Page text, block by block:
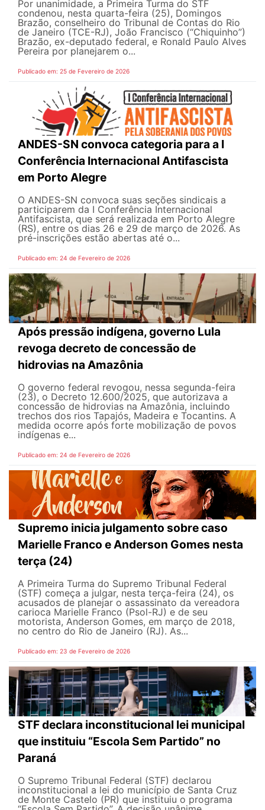
Por unanimidade, a Primeira Turma do STF
condenou, nesta quarta-feira (25), Domingos
Brazão, conselheiro do Tribunal de Contas do Rio
de Janeiro (TCE-RJ), João Francisco (“Chiquinho”)
Brazão, ex-deputado federal, e Ronald Paulo Alves
Pereira por planejarem o...
Publicado em: 25 de Fevereiro de 2026
ANDES-SN convoca categoria para a I
Conferência Internacional Antifascista
em Porto Alegre
O ANDES-SN convoca suas seções sindicais a
participarem da I Conferência Internacional
Antifascista, que será realizada em Porto Alegre
(RS), entre os dias 26 e 29 de março de 2026. As
pré-inscrições estão abertas até o...
Publicado em: 24 de Fevereiro de 2026
Após pressão indígena, governo Lula
revoga decreto de concessão de
hidrovias na Amazônia
O governo federal revogou, nessa segunda-feira
(23), o Decreto 12.600/2025, que autorizava a
concessão de hidrovias na Amazônia, incluindo
trechos dos rios Tapajós, Madeira e Tocantins. A
medida ocorre após forte mobilização de povos
indígenas e...
Publicado em: 24 de Fevereiro de 2026
Supremo inicia julgamento sobre caso
Marielle Franco e Anderson Gomes nesta
terça (24)
A Primeira Turma do Supremo Tribunal Federal
(STF) começa a julgar, nesta terça-feira (24), os
acusados de planejar o assassinato da vereadora
carioca Marielle Franco (Psol-RJ) e de seu
motorista, Anderson Gomes, em março de 2018,
no centro do Rio de Janeiro (RJ). As...
Publicado em: 23 de Fevereiro de 2026
STF declara inconstitucional lei municipal
que instituiu “Escola Sem Partido” no
Paraná
O Supremo Tribunal Federal (STF) declarou
inconstitucional a lei do município de Santa Cruz
de Monte Castelo (PR) que instituiu o programa